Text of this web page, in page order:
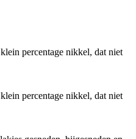
percentage nikkel, dat niet
percentage nikkel, dat niet